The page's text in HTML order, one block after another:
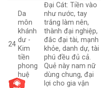
24
Da
môn
khánh
dư -
Kim
tiền
phong
huệ
Đại Cát: Tiền vào
như nước, tay
trắng làm nên,
thành đại nghiệp,
đắc đại tài, mạnh
khỏe, danh dự, tài
phú đều đủ cả.
Quẻ này nam nữ
dùng chung, đại
lợi cho gia vận